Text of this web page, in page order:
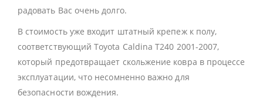
радовать Вас очень долго.
В стоимость уже входит штатный крепеж к полу,
соответствующий Toyota Caldina T240 2001-2007,
который предотвращает скольжение ковра в процессе
эксплуатации, что несомненно важно для
безопасности вождения.